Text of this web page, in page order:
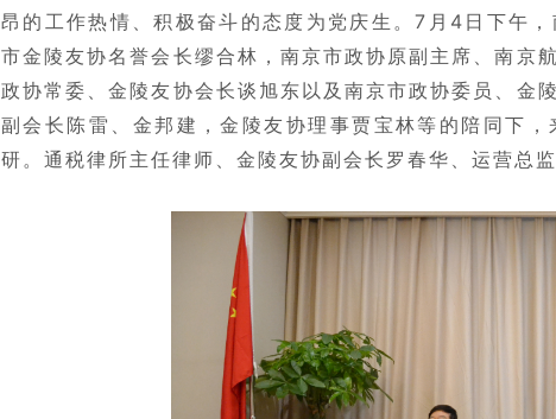
昂的工作热情、积极奋斗的态度为党庆生。7月4日下午
市金陵友协名誉会长缪合林，南京市政协原副主席、南京
政协常委、金陵友协会长谈旭东以及南京市政协委员、金
副会长陈雷、金邦建，金陵友协理事贾宝林等的陪同下
研。通税律所主任律师、金陵友协副会长罗春华、运营总